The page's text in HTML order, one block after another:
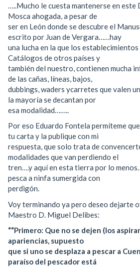
…..Mucho le cuesta mantenerse en este
Mosca ahogada, a pesar de
ser en León donde se descubre el
escrito por Juan de Vergara……hay
una lucha en la que los
Catálogos de otros países y
también del nuestro, contienen mucha
de las cañas, líneas, bajos,
dubbings, waders ycarretes que valen
la mayoría se decantan por
esa modalidad……..
Por eso Eduardo Fontela permíteme
tu carta y la publique con mi
respuesta, que solo trata de
modalidades que van perdiendo el
tren….y aquí en esta tierra por lo
pesca a ninfa sumergida con
perdigón.
Voy terminando ya pero deseo dejarte
Maestro D. Miguel Delibes:
““Primero: Que no se dejen (los
apariencias, supuesto
que si uno se desplaza a pescar a
paraíso del pescador está